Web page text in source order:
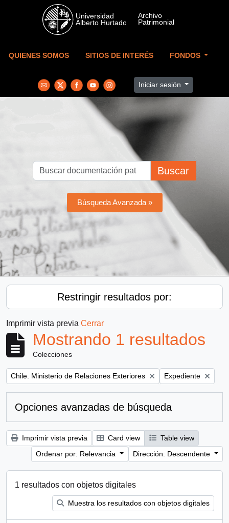
Skip to main content
QUIENES SOMOS SITIOS DE INTERÉS FONDOS
Iniciar sesión
Buscar
Búsqueda Avanzada »
Restringir resultados por:
Imprimir vista previa Cerrar
Mostrando 1 resultados
Colecciones
Remove filter:
Chile. Ministerio de Relaciones Exteriores Remove filter:
Expediente
Opciones avanzadas de búsqueda
Imprimir vista previa Card view
Table view
Ordenar por: Relevancia
Dirección: Descendente
1 resultados con objetos digitales
Muestra los resultados con objetos digitales